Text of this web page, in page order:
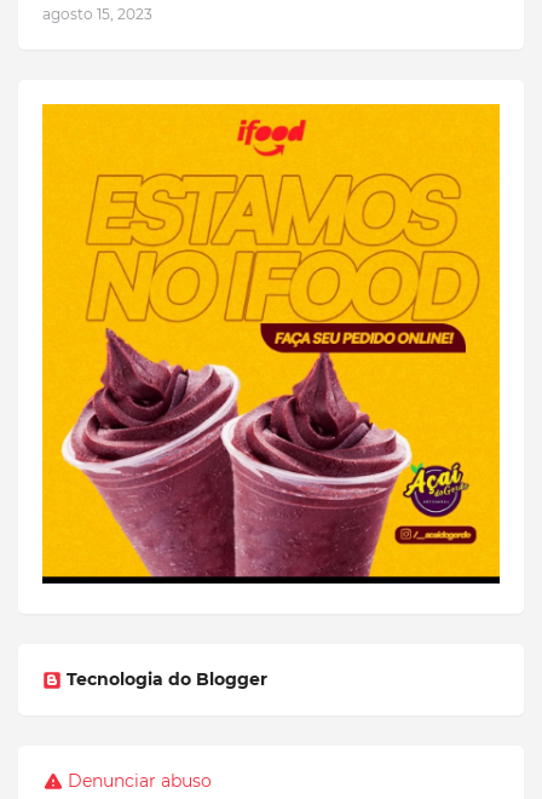
agosto 15, 2023
Tecnologia do Blogger
Denunciar abuso